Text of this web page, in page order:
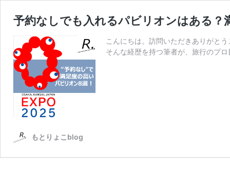
予約なしでも入れるパビリオンはある？
こんにちは。訪問いただきありがと
そんな経歴を持つ筆者が、旅行のプ
もとりょこblog